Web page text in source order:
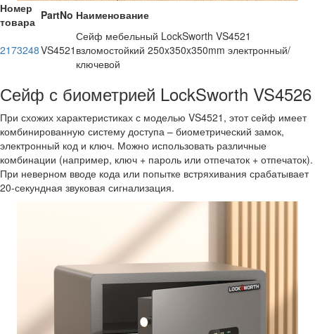
Номер
товара PartNo Наименование
2173248VS4521
Сейф мебельный LockSworth VS4521
взломостойкий 250x350x350mm электронный/
ключевой
Сейф с биометрией LockSworth VS4526
При схожих характеристиках с моделью VS4521, этот сейф имеет
комбинированную систему доступа – биометрический замок,
электронный код и ключ. Можно использовать различные
комбинации (например, ключ + пароль или отпечаток + отпечаток).
При неверном вводе кода или попытке встряхивания срабатывает
20-секундная звуковая сигнализация.